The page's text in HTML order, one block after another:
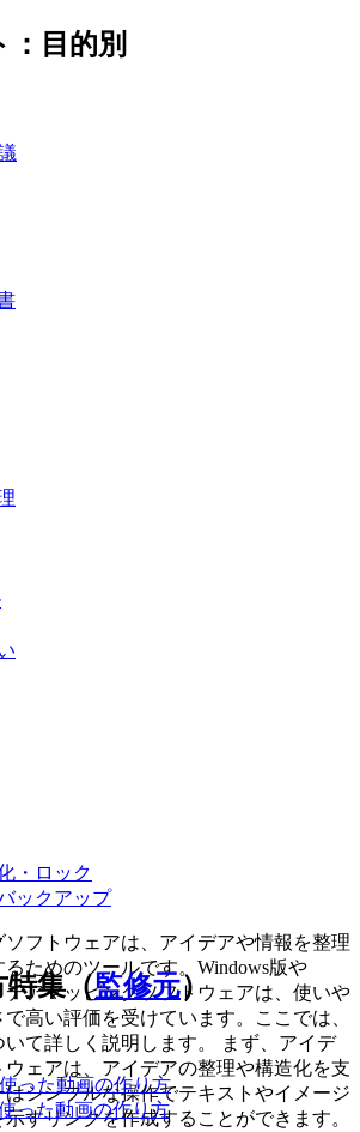
目的別
・ロック
ックアップ
フトウェアは、アイデアや情報を整理
ためのツールです。Windows版や
デアマッピングソフトウェアは、使いや
高い評価を受けています。ここでは、
て詳しく説明します。 まず、アイデ
ェアは、アイデアの整理や構造化を支
シンプルな操作でテキストやイメージ
すリンクを作成することができます。
特集（監修元）
使った動画の作り方
った動画の作り方